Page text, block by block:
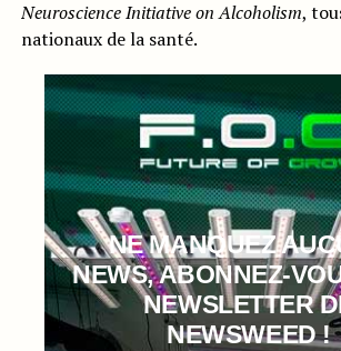
Neuroscience Initiative on Alcoholism,
nationaux de la santé.
NE MANQUEZ
NEWS, ABONNEZ-
NEWSLETTER
NEWSWEED !